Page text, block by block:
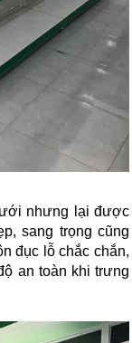
nhưng lại được
sang trọng cũng
đục lỗ chắc chắn,
an toàn khi trưng